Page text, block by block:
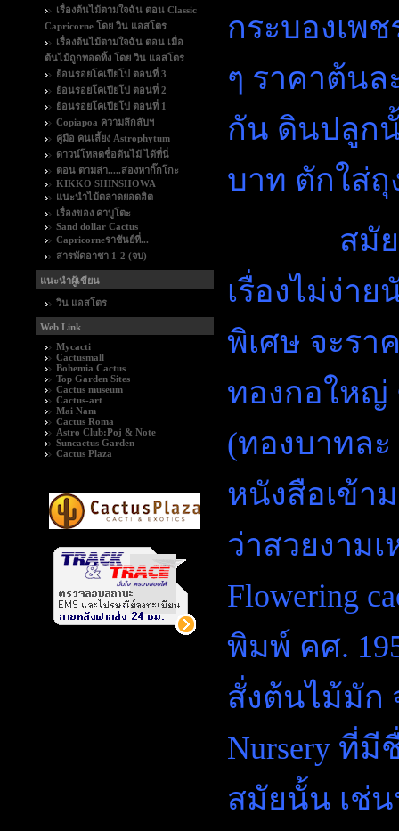
เรื่องต้นไม้ตามใจฉัน ตอน Classic
Capricorne โดย วิน แอสโตร
เรื่องต้นไม้ตามใจฉัน ตอน เมื่อ
ต้นไม้ถูกทอดทิ้ง โดย วิน แอสโตร
ย้อนรอยโคเปียโป ตอนที่ 3
ย้อนรอยโคเปียโป ตอนที่ 2
ย้อนรอยโคเปียโป ตอนที่ 1
Copiapoa ความลึกลับฯ
คู่มือ คนเลี้ยง Astrophytum
ดาวน์โหลดชื่อต้นไม้ ได้ที่นี่
ตอน ตามล่า.....ส่องหากิ๊กโกะ
KIKKO SHINSHOWA
แนะนำไม้ตลาดยอดฮิต
เรื่องของ คาบูโตะ
Sand dollar Cactus
Capricorneราชันย์ที่...
สารพัดอาชา 1-2 (จบ)
แนะนำผู้เขียน
วิน แอสโตร
Web Link
Mycacti
Cactusmall
Bohemia Cactus
Top Garden Sites
Cactus museum
Cactus-art
Mai Nam
Cactus Roma
Astro Club:Poj & Note
Suncactus Garden
Cactus Plaza
กระบองเพ
ๆ ราคาต้นล
กัน ดินปลูก
บาท ตักใส่
สมัยนั้น
เรื่องไม่ง่า
พิเศษ จะรา
ทองกอใหญ่
(ทองบาทละ
หนังสือเข้า
ว่าสวยงาม
Flowering
พิมพ์ คศ.
สั่งต้นไม้มัก
Nursery ที่มี
สมัยนั้น เช่น